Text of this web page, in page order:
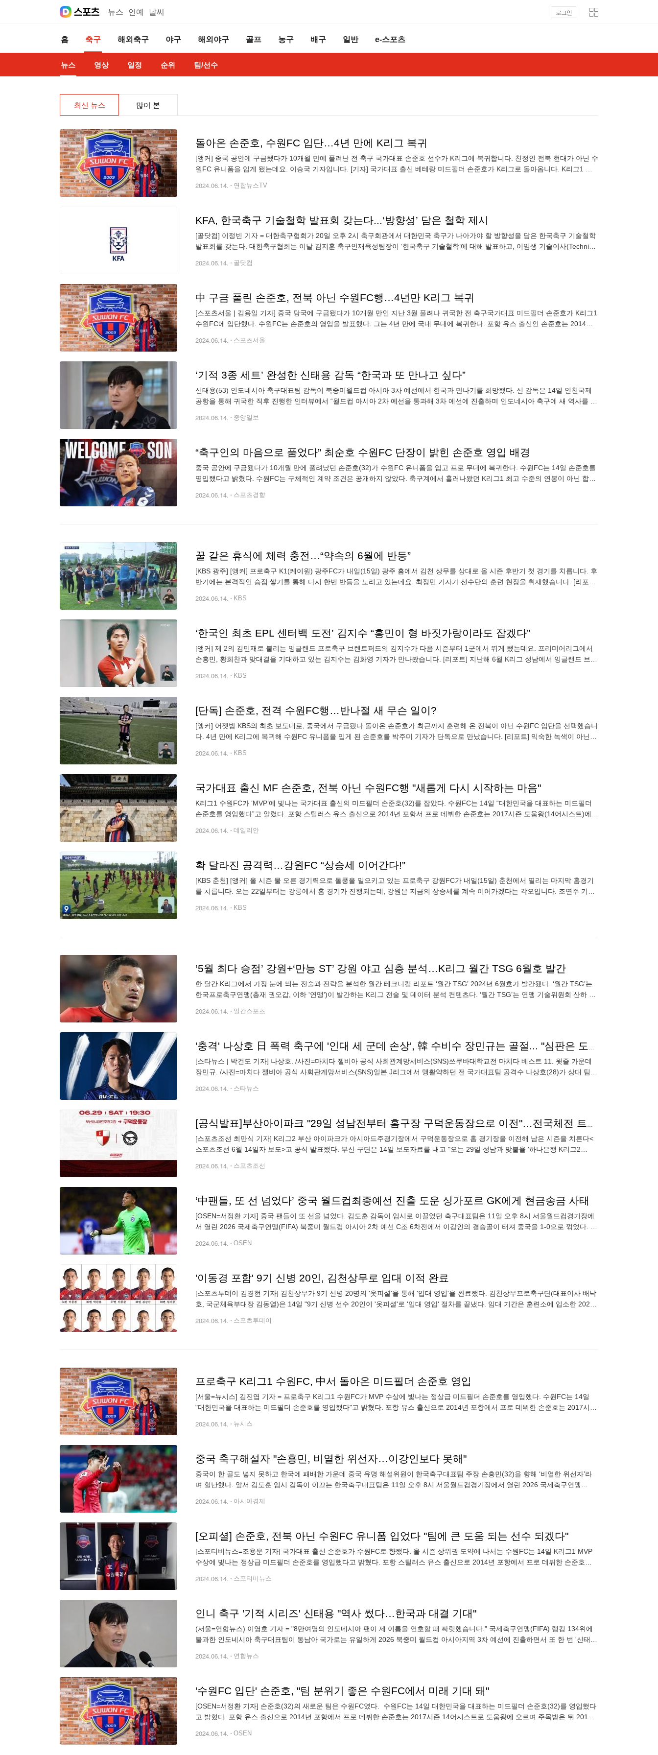
뉴스 연예 날씨 로그인
홈 축구 해외축구 야구 해외야구 골프 농구 배구 일반 e-스포츠
뉴스 영상 일정 순위 팀/선수
최신 뉴스 많이 본
돌아온 손준호, 수원FC 입단…4년 만에 K리그 복귀
[앵커] 중국 공안에 구금됐다가 10개월 만에 풀려난 전 축구 국가대표 손준호 선수가 K리그에 복귀합니다. 친정인 전북 현대가 아닌 수
원FC 유니폼을 입게 됐는데요. 이승국 기자입니다. [기자] 국가대표 출신 베테랑 미드필더 손준호가 K리그로 돌아옵니다. K리그1 수
2024.06.14. 연합뉴스TV
KFA, 한국축구 기술철학 발표회 갖는다...‘방향성’ 담은 철학 제시
[골닷컴] 이정빈 기자 = 대한축구협회가 20일 오후 2시 축구회관에서 대한민국 축구가 나아가야 할 방향성을 담은 한국축구 기술철학
발표회를 갖는다. 대한축구협회는 이날 김지훈 축구인재육성팀장이 ‘한국축구 기술철학’에 대해 발표하고, 이임생 기술이사(Technical
2024.06.14. 골닷컴
中 구금 풀린 손준호, 전북 아닌 수원FC행…4년만 K리그 복귀
[스포츠서울 | 김용일 기자] 중국 당국에 구금됐다가 10개월 만인 지난 3월 풀려나 귀국한 전 축구국가대표 미드필더 손준호가 K리그1
수원FC에 입단했다. 수원FC는 손준호의 영입을 발표했다. 그는 4년 만에 국내 무대에 복귀한다. 포항 유스 출신인 손준호는 2014년
2024.06.14. 스포츠서울
‘기적 3종 세트’ 완성한 신태용 감독 “한국과 또 만나고 싶다”
신태용(53) 인도네시아 축구대표팀 감독이 북중미월드컵 아시아 3차 예선에서 한국과 만나기를 희망했다. 신 감독은 14일 인천국제
공항을 통해 귀국한 직후 진행한 인터뷰에서 “월드컵 아시아 2차 예선을 통과해 3차 예선에 진출하며 인도네시아 축구에 새 역사를 쓰
2024.06.14. 중앙일보
“축구인의 마음으로 품었다” 최순호 수원FC 단장이 밝힌 손준호 영입 배경
중국 공안에 구금됐다가 10개월 만에 풀려났던 손준호(32)가 수원FC 유니폼을 입고 프로 무대에 복귀한다. 수원FC는 14일 손준호를
영입했다고 밝혔다. 수원FC는 구체적인 계약 조건은 공개하지 않았다. 축구계에서 흘러나왔던 K리그1 최고 수준의 연봉이 아닌 합리
2024.06.14. 스포츠경향
꿀 같은 휴식에 체력 충전…“약속의 6월에 반등”
[KBS 광주] [앵커] 프로축구 K1(케이원) 광주FC가 내일(15일) 광주 홈에서 김천 상무를 상대로 올 시즌 후반기 첫 경기를 치릅니다. 후
반기에는 본격적인 승점 쌓기를 통해 다시 한번 반등을 노리고 있는데요. 최정민 기자가 선수단의 훈련 현장을 취재했습니다. [리포트]
2024.06.14. KBS
‘한국인 최초 EPL 센터백 도전’ 김지수 “흥민이 형 바짓가랑이라도 잡겠다”
[앵커] 제 2의 김민재로 불리는 잉글랜드 프로축구 브렌트퍼드의 김지수가 다음 시즌부터 1군에서 뛰게 됐는데요. 프리미어리그에서
손흥민, 황희찬과 맞대결을 기대하고 있는 김지수는 김화영 기자가 만나봤습니다. [리포트] 지난해 6월 K리그 성남에서 잉글랜드 브렌
2024.06.14. KBS
[단독] 손준호, 전격 수원FC행…반나절 새 무슨 일이?
[앵커] 어젯밤 KBS의 최초 보도대로, 중국에서 구금됐다 돌아온 손준호가 최근까지 훈련해 온 전북이 아닌 수원FC 입단을 선택했습니
다. 4년 만에 K리그에 복귀해 수원FC 유니폼을 입게 된 손준호를 박주미 기자가 단독으로 만났습니다. [리포트] 익숙한 녹색이 아닌
2024.06.14. KBS
국가대표 출신 MF 손준호, 전북 아닌 수원FC행 "새롭게 다시 시작하는 마음"
K리그1 수원FC가 ‘MVP’에 빛나는 국가대표 출신의 미드필더 손준호(32)를 잡았다. 수원FC는 14일 “대한민국을 대표하는 미드필더
손준호를 영입했다”고 알렸다. 포항 스틸러스 유스 출신으로 2014년 포항서 프로 데뷔한 손준호는 2017시즌 도움왕(14어시스트)에
2024.06.14. 데일리안
확 달라진 공격력…강원FC “상승세 이어간다!”
[KBS 춘천] [앵커] 올 시즌 물 오른 경기력으로 돌풍을 일으키고 있는 프로축구 강원FC가 내일(15일) 춘천에서 열리는 마지막 홈경기
를 치릅니다. 오는 22일부터는 강릉에서 홈 경기가 진행되는데, 강원은 지금의 상승세를 계속 이어가겠다는 각오입니다. 조연주 기자
2024.06.14. KBS
‘5월 최다 승점’ 강원+‘만능 ST’ 강원 야고 심층 분석…K리그 월간 TSG 6월호 발간
한 달간 K리그에서 가장 눈에 띄는 전술과 전략을 분석한 월간 테크니컬 리포트 ‘월간 TSG’ 2024년 6월호가 발간됐다. ‘월간 TSG’는
한국프로축구연맹(총재 권오갑, 이하 '연맹')이 발간하는 K리그 전술 및 데이터 분석 컨텐츠다. ‘월간 TSG’는 연맹 기술위원회 산하 기
2024.06.14. 일간스포츠
'충격' 나상호 日 폭력 축구에 '인대 세 군데 손상', 韓 수비수 장민규는 골절... "심판은 도대체 뭐했나" 감독 분노
[스타뉴스 | 박건도 기자] 나상호. /사진=마치다 젤비아 공식 사회관계망서비스(SNS)쓰쿠바대학교전 마치다 베스트 11. 윗줄 가운데
장민규. /사진=마치다 젤비아 공식 사회관계망서비스(SNS)일본 J리그에서 맹활약하던 전 국가대표팀 공격수 나상호(28)가 상대 팀의
2024.06.14. 스타뉴스
[공식발표]부산아이파크 "29일 성남전부터 홈구장 구덕운동장으로 이전"…전국체전 트랙 공사 등으로 2개월 앞당겨
[스포츠조선 최만식 기자] K리그2 부산 아이파크가 아시아드주경기장에서 구덕운동장으로 홈 경기장을 이전해 남은 시즌을 치른다<
스포츠조선 6월 14일자 보도>고 공식 발표했다. 부산 구단은 14일 보도자료를 내고 "오는 29일 성남과 맞붙을 '하나은행 K리그2
2024.06.14. 스포츠조선
‘中팬들, 또 선 넘었다’ 중국 월드컵최종예선 진출 도운 싱가포르 GK에게 현금송금 사태
[OSEN=서정환 기자] 중국 팬들이 또 선을 넘었다. 김도훈 감독이 임시로 이끌었던 축구대표팀은 11일 오후 8시 서울월드컵경기장에
서 열린 2026 국제축구연맹(FIFA) 북중미 월드컵 아시아 2차 예선 C조 6차전에서 이강인의 결승골이 터져 중국을 1-0으로 꺾었다. 한
2024.06.14. OSEN
'이동경 포함' 9기 신병 20인, 김천상무로 입대 이적 완료
[스포츠투데이 김경현 기자] 김천상무가 9기 신병 20명의 '옷피셜'을 통해 '입대 영입'을 완료했다. 김천상무프로축구단(대표이사 배낙
호, 국군체육부대장 김동열)은 14일 "9기 신병 선수 20인이 '옷피셜'로 '입대 영입' 절차를 끝냈다. 임대 기간은 훈련소에 입소한 2024
2024.06.14. 스포츠투데이
프로축구 K리그1 수원FC, 中서 돌아온 미드필더 손준호 영입
[서울=뉴시스] 김진엽 기자 = 프로축구 K리그1 수원FC가 MVP 수상에 빛나는 정상급 미드필더 손준호를 영입했다. 수원FC는 14일
"대한민국을 대표하는 미드필더 손준호를 영입했다"고 밝혔다. 포항 유스 출신으로 2014년 포항에서 프로 데뷔한 손준호는 2017시즌
2024.06.14. 뉴시스
중국 축구해설자 "손흥민, 비열한 위선자…이강인보다 못해"
중국이 한 골도 넣지 못하고 한국에 패배한 가운데 중국 유명 해설위원이 한국축구대표팀 주장 손흥민(32)을 향해 ‘비열한 위선자’라
며 힐난했다. 앞서 김도훈 임시 감독이 이끄는 한국축구대표팀은 11일 오후 8시 서울월드컵경기장에서 열린 2026 국제축구연맹
2024.06.14. 아시아경제
[오피셜] 손준호, 전북 아닌 수원FC 유니폼 입었다 "팀에 큰 도움 되는 선수 되겠다"
[스포티비뉴스=조용운 기자] 국가대표 출신 손준호가 수원FC로 향했다. 올 시즌 상위권 도약에 나서는 수원FC는 14일 K리그1 MVP
수상에 빛나는 정상급 미드필더 손준호를 영입했다고 밝혔다. 포항 스틸러스 유스 출신으로 2014년 포항에서 프로 데뷔한 손준호는
2024.06.14. 스포티비뉴스
인니 축구 '기적 시리즈' 신태용 "역사 썼다…한국과 대결 기대"
(서울=연합뉴스) 이영호 기자 = "8만여명의 인도네시아 팬이 제 이름을 연호할 때 짜릿했습니다." 국제축구연맹(FIFA) 랭킹 134위에
불과한 인도네시아 축구대표팀이 동남아 국가로는 유일하게 2026 북중미 월드컵 아시아지역 3차 예선에 진출하면서 또 한 번 '신태용
2024.06.14. 연합뉴스
'수원FC 입단' 손준호, "팀 분위기 좋은 수원FC에서 미래 기대 돼"
[OSEN=서정환 기자] 손준호(32)의 새로운 팀은 수원FC였다. 수원FC는 14일 대한민국을 대표하는 미드필더 손준호(32)를 영입했다
고 밝혔다. 포항 유스 출신으로 2014년 포항에서 프로 데뷔한 손준호는 2017시즌 14어시스트로 도움왕에 오르며 주목받은 뒤 2018
2024.06.14. OSEN